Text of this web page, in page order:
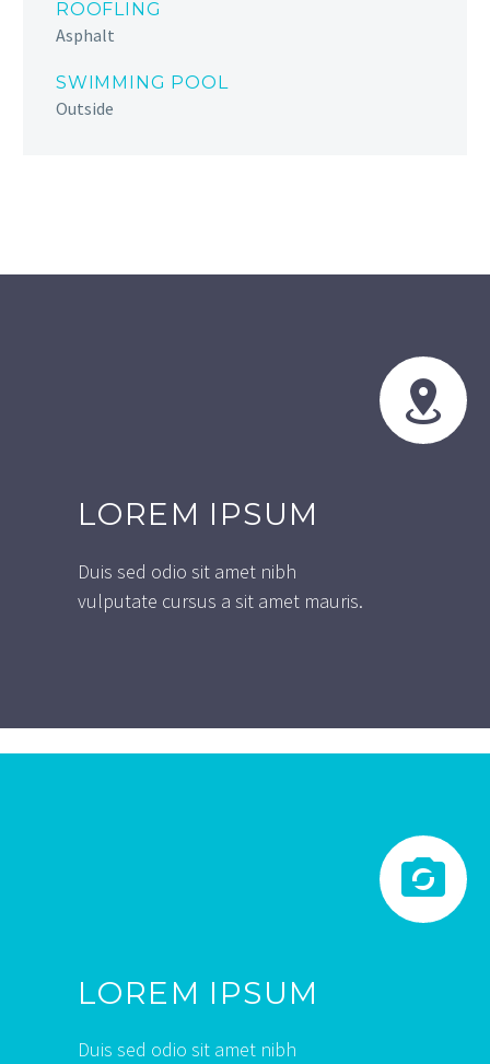
ROOFLING
Asphalt
SWIMMING POOL
Outside


LOREM IPSUM
Duis sed odio sit amet nibh
vulputate cursus a sit amet mauris.


LOREM IPSUM
Duis sed odio sit amet nibh